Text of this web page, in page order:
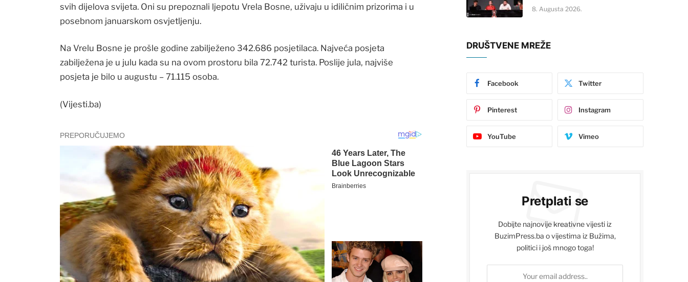
svih dijelova svijeta. Oni su prepoznali ljepotu Vrela Bosne, uživaju u idiličnim prizorima i u
posebnom januarskom osvjetljenju.
Na Vrelu Bosne je prošle godine zabilježeno 342.686 posjetilaca. Najveća posjeta
zabilježena je u julu kada su na ovom prostoru bila 72.742 turista. Poslije jula, najviše
posjeta je bilo u augustu – 71.115 osoba.
(Vijesti.ba)
8. Augusta 2026.
DRUŠTVENE MREŽE
Facebook Twitter
Pinterest Instagram
YouTube Vimeo
Pretplati se
Dobijte najnovije kreativne vijesti iz
BuzimPress.ba o vijestima iz Bužima,
politici i još mnogo toga!